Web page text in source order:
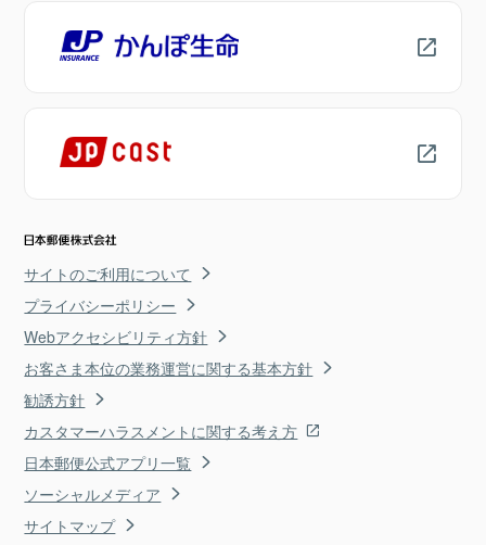
サイトのご利用について
プライバシーポリシー
Webアクセシビリティ方針
お客さま本位の業務運営に関する基本方針
勧誘方針
カスタマーハラスメントに関する考え方
日本郵便公式アプリ一覧
ソーシャルメディア
サイトマップ